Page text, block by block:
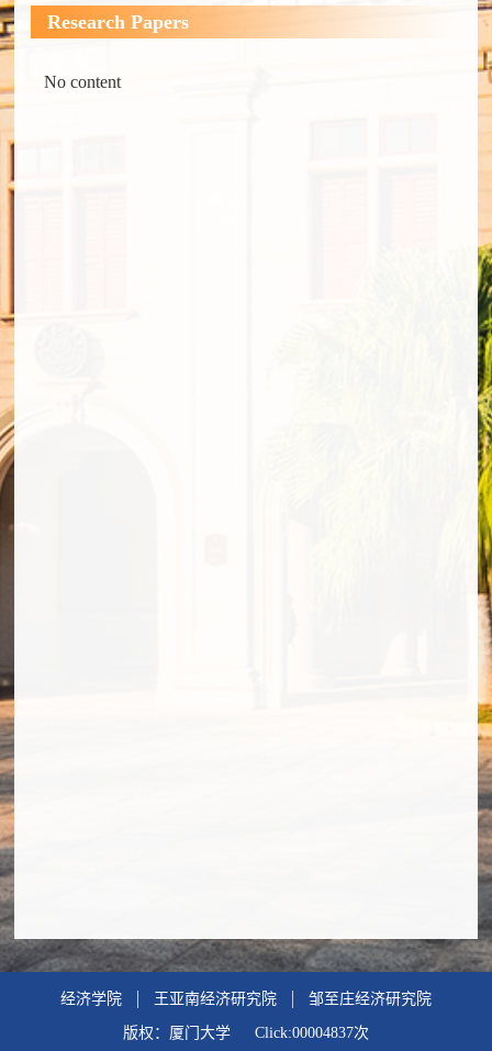
Research Papers
No content
经济学院 王亚南经济研究院 邹至庄经济研究院
版权：厦门大学 Click:00004837次